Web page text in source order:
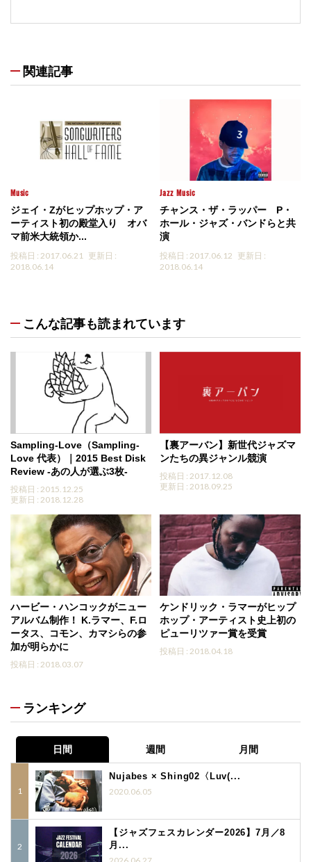
関連記事
Music
ジェイ・Zがヒップホップ・ア
ーティスト初の殿堂入り オバ
マ前米大統領か...
投稿日 : 2017.06.21 更新日 :
2018.06.14
Jazz Music
チャンス・ザ・ラッパー P・
ホール・ジャズ・バンドらと共
演
投稿日 : 2017.06.12 更新日 :
2018.06.14
こんな記事も読まれています
Sampling-Love（Sampling-
Love 代表）｜2015 Best Disk
Review -あの人が選ぶ3枚-
投稿日 : 2015.12.25
更新日 : 2018.12.28
【裏アーバン】新世代ジャズマ
ンたちの異ジャンル競演
投稿日 : 2017.12.08
更新日 : 2018.09.25
ハービー・ハンコックがニュー
アルバム制作！ K.ラマー、F.ロ
ータス、コモン、カマシらの参
加が明らかに
投稿日 : 2018.03.07
ケンドリック・ラマーがヒップ
ホップ・アーティスト史上初の
ピューリツァー賞を受賞
投稿日 : 2018.04.18
ランキング
日間 週間 月間
Nujabes × Shing02〈Luv(...
2020.06.05
【ジャズフェスカレンダー2026】7月／8
月...